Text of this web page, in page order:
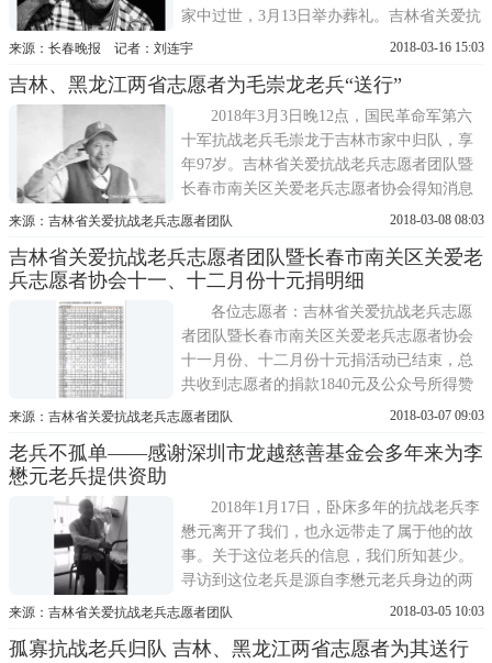
家中过世，3月13日举办葬礼。吉林省关爱抗
战老兵团队志愿者来到了长春市殡仪馆，为
南京市，父亲是一位篾匠。20岁参加抗日战
争，并于1944年参加缅北反攻作战。1945年
回国后不久，回到老家务农。...
来源：长春晚报 记者：刘连宇 2018-03-16 15:03
吉林、黑龙江两省志愿者为毛崇龙老兵“送行”
2018年3月3日晚12点，国民革命军第六
十军抗战老兵毛崇龙于吉林市家中归队，享
年97岁。吉林省关爱抗战老兵志愿者团队暨
长春市南关区关爱老兵志愿者协会得知消息
后，第一时间组织志愿者参与到治丧工作
立即赶往毛崇龙家中，与亲属一道置办丧葬
用品及接待社会各界吊唁。吉林、黑龙江两
省的其他志愿者，于5日、6日陆续从...
来源：吉林省关爱抗战老兵志愿者团队 2018-03-08 08:03
吉林省关爱抗战老兵志愿者团队暨长春市南关区关爱老
兵志愿者协会十一、十二月份十元捐明细
各位志愿者：吉林省关爱抗战老兵志愿
者团队暨长春市南关区关爱老兵志愿者协会
十一月份、十二月份十元捐活动已结束，总
共收到志愿者的捐款1840元及公众号所得赞
赏费用101元(明细请见附件)。在此向所有志
诺：一定会将团队账目做到清晰、明了，随
处，请大家监督。与所有志愿者共勉!
来源：吉林省关爱抗战老兵志愿者团队 2018-03-07 09:03
老兵不孤单——感谢深圳市龙越慈善基金会多年来为李
懋元老兵提供资助
2018年1月17日，卧床多年的抗战老兵李
懋元离开了我们，也永远带走了属于他的故
事。关于这位老兵的信息，我们所知甚少。
寻访到这位老兵是源自李懋元老兵身边的两
位志愿者张凤贵、刘相涛以及吉林省关爱抗
兵身份的依据是富拉尔基地区统战部的一纸
来源：吉林省关爱抗战老兵志愿者团队 2018-03-05 10:03
孤寡抗战老兵归队 吉林、黑龙江两省志愿者为其送行